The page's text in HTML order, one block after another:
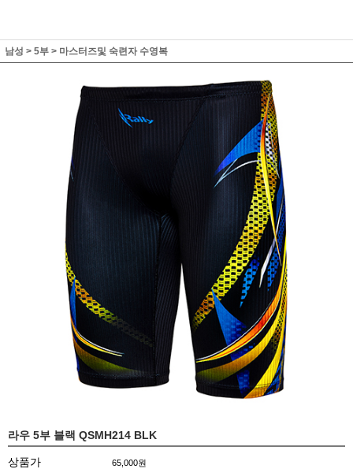
남성 > 5부 > 마스터즈및 숙련자 수영복
라우 5부 블랙 QSMH214 BLK
상품가 65,000원